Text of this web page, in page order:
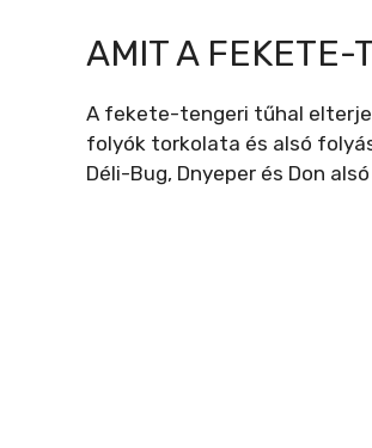
AMIT A FEKETE-
A fekete-tengeri tűhal
folyók torkolata és alsó
Déli-Bug, Dnyeper és Don